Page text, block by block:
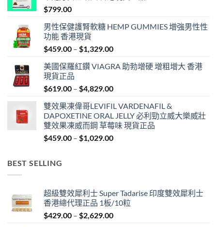
$799.00
男性保健護腎軟糖 HEMP GUMMIES 增強男性性
功能 香港現貨
$459.00 – $1,329.00Price
$459.00
$1,329.00
美國保羅紅鑽 VIAGRA 助勃增硬 增粗增大 香港
現貨正品
$619.00 – $4,829.00Price
$619.00
through
$4,829.00
雙效果凍偉哥LEVIFIL VARDENAFIL &
DAPOXETINE ORAL JELLY 必利勁立威大樂威壯
雙效果凍威而鋼 草莓味 現貨正品
$459.00 – $1,029.00Price
BEST SELLING
超級雙效犀利士 Super Tadarise 印度雙效犀利士
香港總代理正品 1板/10粒
$429.00 – $2,629.00Price